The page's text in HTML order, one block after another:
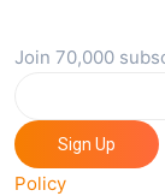
Join 70,000
Sign Up
Policy